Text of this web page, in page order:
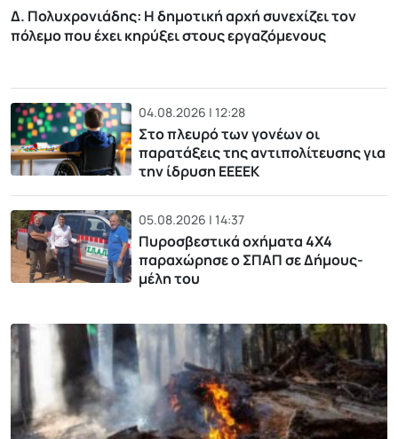
Δ. Πολυχρονιάδης: Η δημοτική αρχή συνεχίζει τον
πόλεμο που έχει κηρύξει στους εργαζόμενους
04.08.2026 | 12:28
Στο πλευρό των γονέων οι
παρατάξεις της αντιπολίτευσης για
την ίδρυση ΕΕΕΕΚ
05.08.2026 | 14:37
Πυροσβεστικά οχήματα 4Χ4
παραχώρησε ο ΣΠΑΠ σε Δήμους-
μέλη του